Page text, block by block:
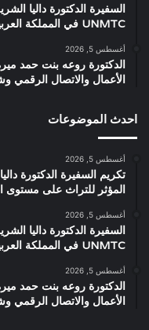
السفيرة الدكتورة داليا
UNMTC في المملكة العربية السعودية
أغسطس 5, 2026
الدكتورة روعه بنت حمد
الأعمال والاتصال الرقمي
احدث الموضوعات
أغسطس 5, 2026
تكريم السفيرة الدكتورة
المؤثر للتراث على مستوى العالم
أغسطس 5, 2026
السفيرة الدكتورة داليا
UNMTC في المملكة العربية السعودية
أغسطس 5, 2026
الدكتورة روعه بنت حمد
الأعمال والاتصال الرقمي